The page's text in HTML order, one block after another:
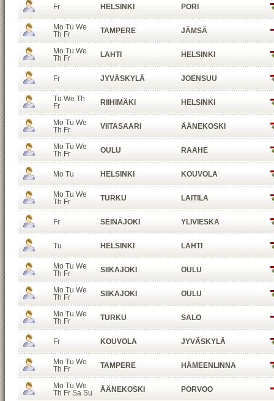
Fr HELSINKI PORI
Mo Tu We
Th Fr
TAMPERE JÄMSÄ
Mo Tu We
Th Fr
LAHTI HELSINKI
Fr JYVÄSKYLÄ JOENSUU
Tu We Th
Fr
RIIHIMÄKI HELSINKI
Mo Tu We
Th Fr
VIITASAARI ÄÄNEKOSKI
Mo Tu We
Th Fr
OULU RAAHE
Mo Tu HELSINKI KOUVOLA
Mo Tu We
Th Fr
TURKU LAITILA
Fr SEINÄJOKI YLIVIESKA
Tu HELSINKI LAHTI
Mo Tu We
Th Fr
SIIKAJOKI OULU
Mo Tu We
Th Fr
SIIKAJOKI OULU
Mo Tu We
Th Fr
TURKU SALO
Fr KOUVOLA JYVÄSKYLÄ
Mo Tu We
Th Fr
TAMPERE HÄMEENLINNA
Mo Tu We
Th Fr Sa Su
ÄÄNEKOSKI PORVOO